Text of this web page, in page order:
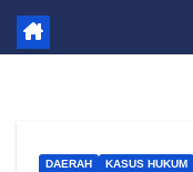
DAERAH KASUS HUKUM